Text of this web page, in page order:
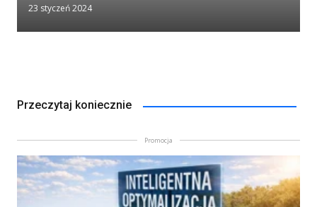
23 styczeń 2024
Przeczytaj koniecznie
Promocja